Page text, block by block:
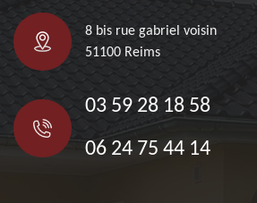
8 bis rue gabriel voisin
51100 Reims
03 59 28 18 58
06 24 75 44 14